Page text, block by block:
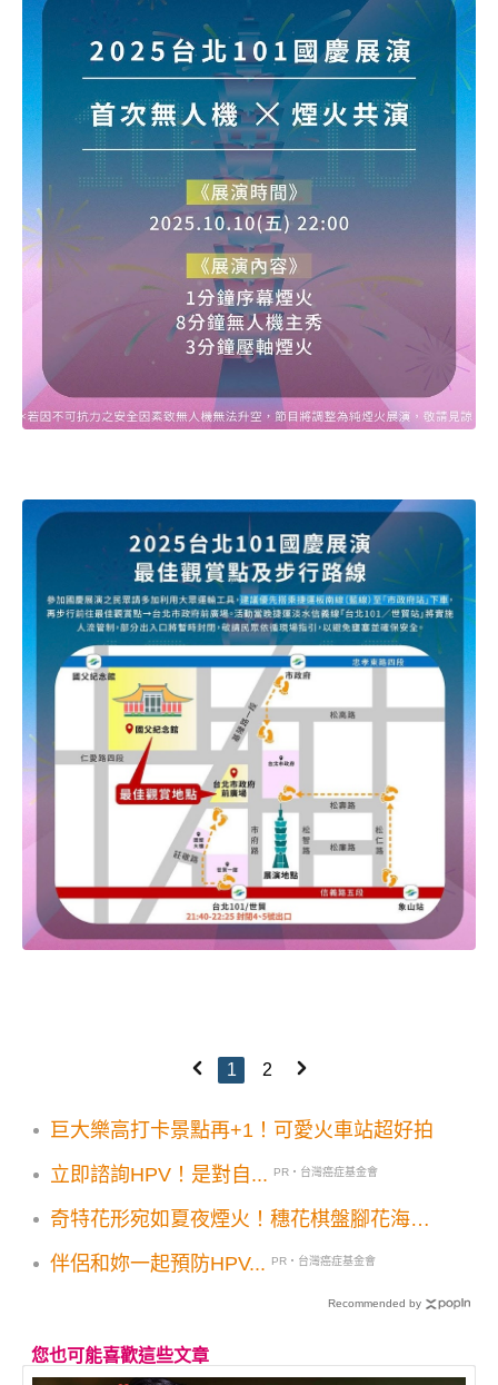
1 2
巨大樂高打卡景點再+1！可愛火車站超好拍
立即諮詢HPV！是對自...
PR・台灣癌症基金會
奇特花形宛如夏夜煙火！穗花棋盤腳花海三
伴侶和妳一起預防HPV...
PR・台灣癌症基金會
Recommended by
您也可能喜歡這些文章